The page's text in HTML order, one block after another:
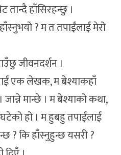
तान्दै हाँसिरहन्छु ।
? म त तपाईंलाई मेरो
जीवनदर्शन ।
एक लेखक, म बेश्याकहाँ
मान्छे । म बेश्याको कथा,
हो । म हुबहु तपाईंलाई
? कि हाँस्नुहुन्छ यसरी ?